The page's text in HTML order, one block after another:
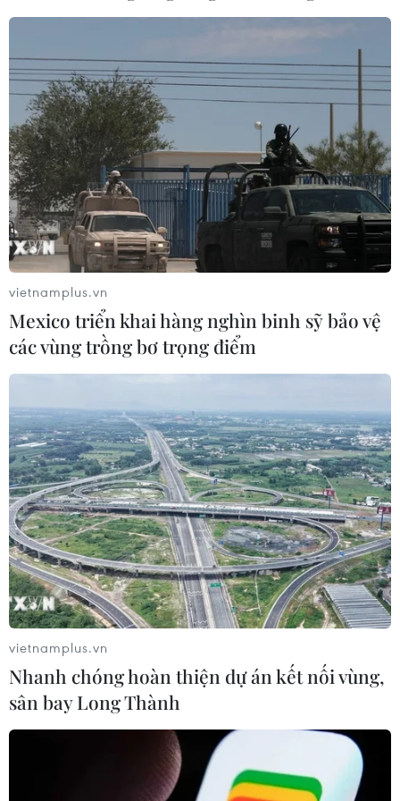
thương vong, Campuchia kêu gọi ngừng bắn ngay lập
tức trong khi Thái Lan cũng phát tín hiệu sẵn sàng đàm
phán để giảm nhiệt căng thẳng biên giới.
vietnamplus.vn
Mexico triển khai hàng nghìn binh sỹ bảo vệ
các vùng trồng bơ trọng điểm
vietnamplus.vn
Nhanh chóng hoàn thiện dự án kết nối vùng,
sân bay Long Thành